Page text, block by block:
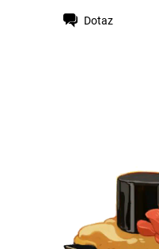
Dotaz